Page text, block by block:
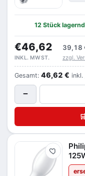
12 Stück lagernd
€46,62 39,18
INKL. MWST. zzgl.
Gesamt: 46,62 € inkl.
−
Merken